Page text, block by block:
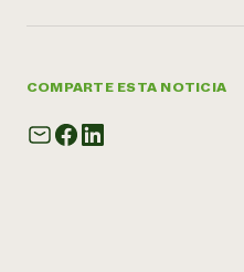
COMPARTE ESTA NOTICIA